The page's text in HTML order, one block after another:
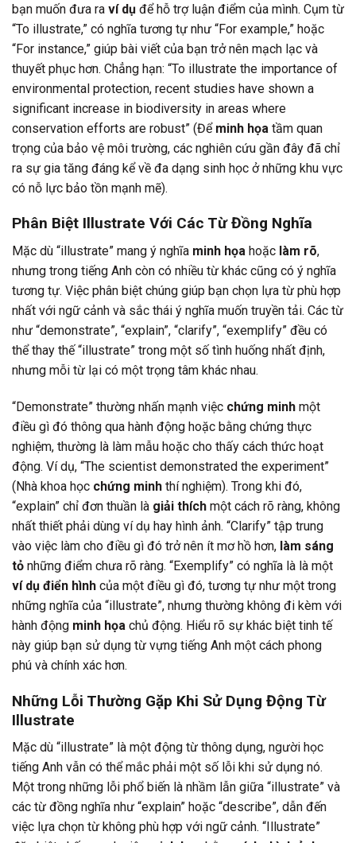
bạn muốn đưa ra ví dụ để hỗ trợ luận điểm của mình. Cụm từ
“To illustrate,” có nghĩa tương tự như “For example,” hoặc
“For instance,” giúp bài viết của bạn trở nên mạch lạc và
thuyết phục hơn. Chẳng hạn: “To illustrate the importance of
environmental protection, recent studies have shown a
significant increase in biodiversity in areas where
conservation efforts are robust” (Để minh họa tầm quan
trọng của bảo vệ môi trường, các nghiên cứu gần đây đã chỉ
ra sự gia tăng đáng kể về đa dạng sinh học ở những khu vực
có nỗ lực bảo tồn mạnh mẽ).
Phân Biệt Illustrate Với Các Từ Đồng Nghĩa
Mặc dù “illustrate” mang ý nghĩa minh họa hoặc làm rõ,
nhưng trong tiếng Anh còn có nhiều từ khác cũng có ý nghĩa
tương tự. Việc phân biệt chúng giúp bạn chọn lựa từ phù hợp
nhất với ngữ cảnh và sắc thái ý nghĩa muốn truyền tải. Các từ
như “demonstrate”, “explain”, “clarify”, “exemplify” đều có
thể thay thế “illustrate” trong một số tình huống nhất định,
nhưng mỗi từ lại có một trọng tâm khác nhau.
“Demonstrate” thường nhấn mạnh việc chứng minh một
điều gì đó thông qua hành động hoặc bằng chứng thực
nghiệm, thường là làm mẫu hoặc cho thấy cách thức hoạt
động. Ví dụ, “The scientist demonstrated the experiment”
(Nhà khoa học chứng minh thí nghiệm). Trong khi đó,
“explain” chỉ đơn thuần là giải thích một cách rõ ràng, không
nhất thiết phải dùng ví dụ hay hình ảnh. “Clarify” tập trung
vào việc làm cho điều gì đó trở nên ít mơ hồ hơn, làm sáng
tỏ những điểm chưa rõ ràng. “Exemplify” có nghĩa là là một
ví dụ điển hình của một điều gì đó, tương tự như một trong
những nghĩa của “illustrate”, nhưng thường không đi kèm với
hành động minh họa chủ động. Hiểu rõ sự khác biệt tinh tế
này giúp bạn sử dụng từ vựng tiếng Anh một cách phong
phú và chính xác hơn.
Những Lỗi Thường Gặp Khi Sử Dụng Động Từ
Illustrate
Mặc dù “illustrate” là một động từ thông dụng, người học
tiếng Anh vẫn có thể mắc phải một số lỗi khi sử dụng nó.
Một trong những lỗi phổ biến là nhầm lẫn giữa “illustrate” và
các từ đồng nghĩa như “explain” hoặc “describe”, dẫn đến
việc lựa chọn từ không phù hợp với ngữ cảnh. “Illustrate”